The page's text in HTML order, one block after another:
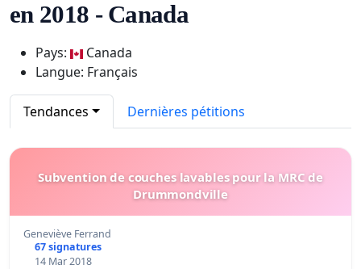
en 2018 - Canada
Pays:
Canada
Langue: Français
Tendances Dernières pétitions
Subvention de couches lavables pour la MRC de
Drummondville
Geneviève Ferrand
67 signatures
14 Mar 2018